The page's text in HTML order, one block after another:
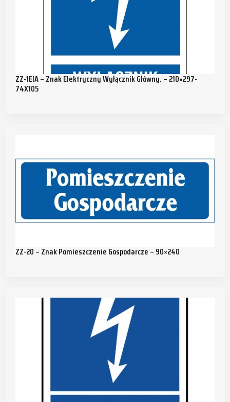
ZZ-1EIA – Znak Elektryczny Wyłącznik Główny. – 210×297-
74X105
ZZ-20 – Znak Pomieszczenie Gospodarcze – 90×240